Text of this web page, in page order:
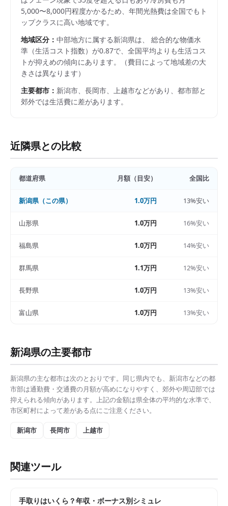
5,000〜8,000円程度かかるため、年間光熱費は全国でもト
ップクラスに高い地域です。
地域区分： 中部地方に属する新潟県は、 総合的な物価水
準（生活コスト指数）が0.87で、 全国平均よりも生活コス
トが抑えめの傾向にあります。
（費目によって地域差の大
きさは異なります）
主要都市： 新潟市、長岡市、上越市などがあり、都市部と
郊外では生活費に差があります。
近隣県との比較
都道府県 月額（目安） 全国比
新潟県（この県） 1.0万円 13%安い
山形県 1.0万円 16%安い
福島県 1.0万円 14%安い
群馬県 1.1万円 12%安い
長野県 1.0万円 13%安い
富山県 1.0万円 13%安い
新潟県の主要都市
新潟県の主な都市は次のとおりです。同じ県内でも、 新潟市などの都
市部は通勤費・交通費の月額が高めになりやすく、郊外や周辺部では
抑えられる傾向があります。上記の金額は県全体の平均的な水準で、
市区町村によって差がある点にご注意ください。
新潟市 長岡市 上越市
関連ツール
手取りはいくら？年収・ボーナス別シミュレ